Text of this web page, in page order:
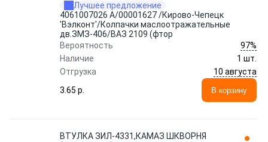
Лучшее предложение
4061007026 А/00001627 /Кирово-Чепецк
'Вэлконт'/Колпачки маслоотражательные
дв.ЗМЗ-406/ВАЗ 2109 (фтор
Вероятность
97%
Наличие
1 шт.
Отгрузка
10 августа
3.65 p.
В корзину
ВТУЛКА ЗИЛ-4331,КАМАЗ ШКВОРНЯ